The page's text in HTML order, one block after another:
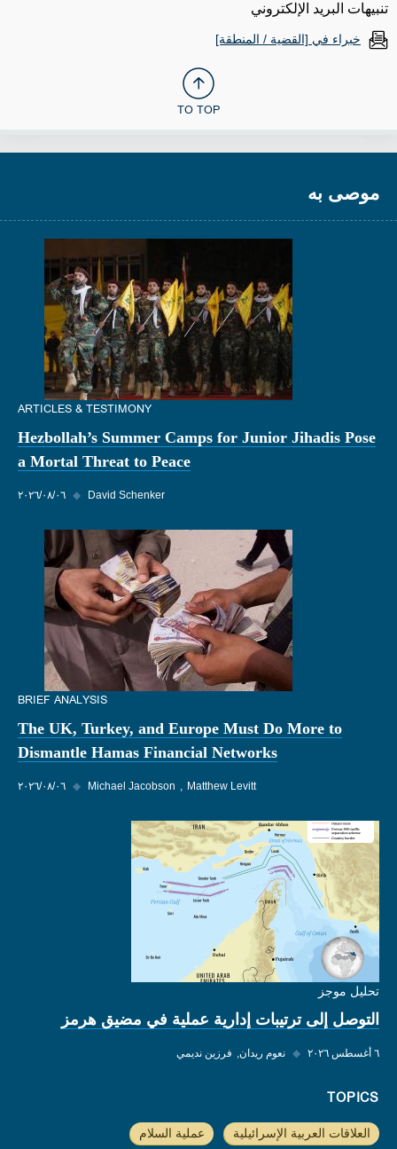
تنبيهات البريد الإلكتروني
خبراء في [القضية / المنطقة]
TO TOP
موصى به
ARTICLES & TESTIMONY
Hezbollah’s Summer Camps for Junior Jihadis Pose
a Mortal Threat to Peace
٠٦‏/٠٨‏/٢٠٢٦ ◆ David Schenker
BRIEF ANALYSIS
The UK, Turkey, and Europe Must Do More to
Dismantle Hamas Financial Networks
٠٦‏/٠٨‏/٢٠٢٦ ◆ Michael Jacobson Matthew Levitt
تحليل موجز
التوصل إلى ترتيبات إدارية عملية في مضيق هرمز
٦ أغسطس ٢٠٢٦ ◆ نعوم ريدان فرزين نديمي
TOPICS
العلاقات العربية الإسرائيلية عملية السلام